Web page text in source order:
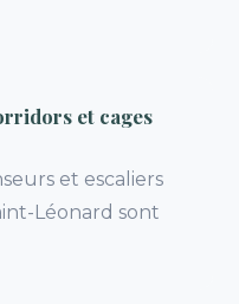
et cages
et escaliers
Léonard sont